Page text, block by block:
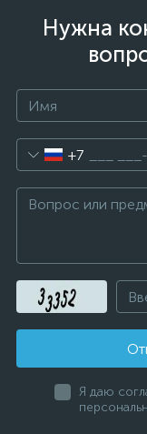
Нужна
+7
Я даю